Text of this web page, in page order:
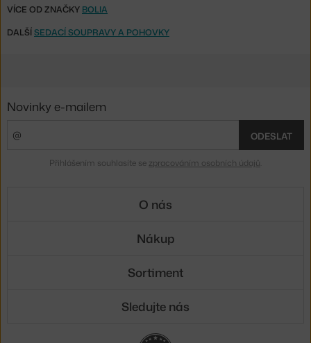
VÍCE OD ZNAČKY BOLIA
DALŠÍSEDACÍ SOUPRAVY A POHOVKY
Novinky e-mailem
ODESLAT
Přihlášením souhlasíte se zpracováním osobních údajů
O nás
Nákup
Sortiment
Sledujte nás